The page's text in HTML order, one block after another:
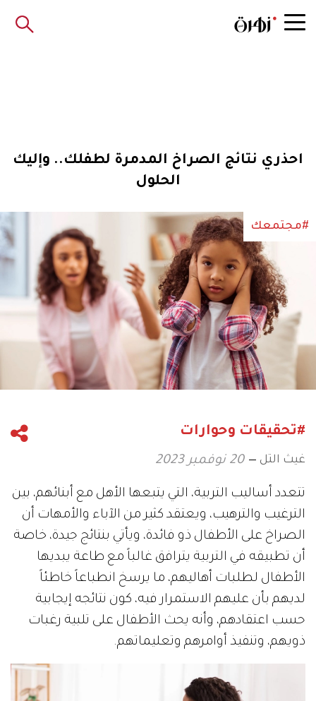
احذري نتائج الصراخ المدمرة لطفلك.. وإليك
الحلول
#مجتمعك
#تحقيقات وحوارات
غيث التل 20 نوفمبر 2023
تتعدد أساليب التربية، التي يتبعها الأهل مع أبنائهم، بين
الترغيب والترهيب، ويعتقد كثير من الآباء والأمهات أن
الصراخ على الأطفال ذو فائدة، ويأتي بنتائج جيدة، خاصة
أن تطبيقه في التربية يترافق غالباً مع طاعة يبديها
الأطفال لطلبات أهاليهم، ما يرسخ انطباعاً خاطئاً
لديهم بأن عليهم الاستمرار فيه، كون نتائجه إيجابية
حسب اعتقادهم، وأنه يحث الأطفال على تلبية رغبات
ذويهم، وتنفيذ أوامرهم وتعليماتهم.